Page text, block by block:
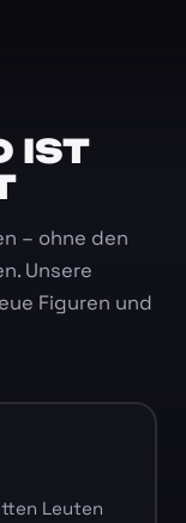
IST
– ohne den
Unsere
Figuren und
Leuten